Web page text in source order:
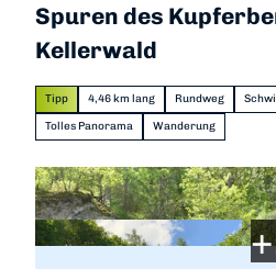
Spuren des
Kellerwald
Tipp 4,46 km lang Rundweg
Tolles Panorama Wanderung